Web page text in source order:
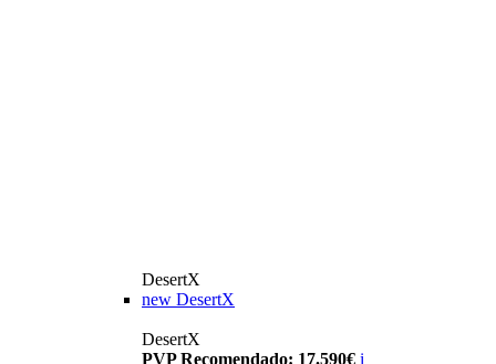
DesertX
new DesertX
DesertX
PVP Recomendado: 17.590€ i